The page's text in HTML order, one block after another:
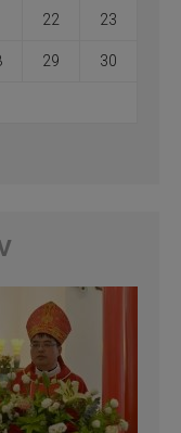
22 23
29 30